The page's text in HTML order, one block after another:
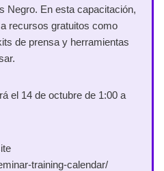
Negro. En esta capacitación,
recursos gratuitos como
de prensa y herramientas
el 14 de octubre de 1:00 a
training-calendar/